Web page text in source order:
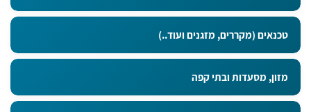
טכנאים (מקררים, מזגנים ועוד..)
מזון, מסעדות ובתי קפה